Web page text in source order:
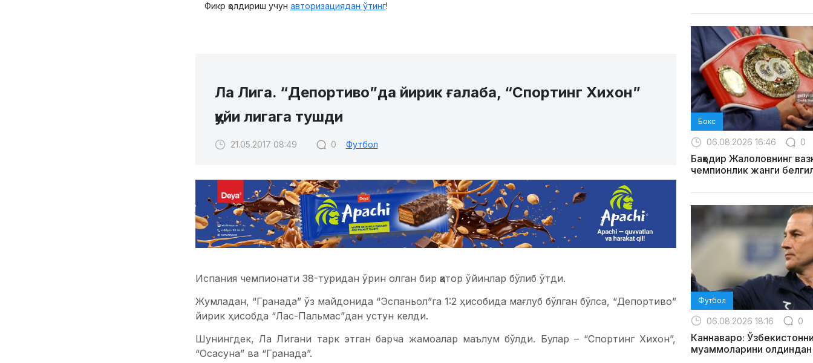
Фикр қолдириш учун авторизациядан ўтинг!
Ла Лига. “Депортиво”да йирик ғалаба, “Спортинг Хихон”
қуйи лигага тушди
21.05.2017 08:49 0 Футбол
Испания чемпионати 38-туридан ўрин олган бир қатор ўйинлар бўлиб ўтди.
Жумладан, “Гранада” ўз майдонида “Эспаньол”га 1:2 ҳисобида мағлуб бўлган бўлса, “Депортиво”
йирик ҳисобда “Лас-Пальмас”дан устун келди.
Шунингдек, Ла Лигани тарк этган барча жамоалар маълум бўлди. Булар – “Спортинг Хихон”,
“Осасуна” ва “Гранада”.
Бокс
06.08.2026 16:46 0
Баҳодир Жалоловнинг
чемпионлик жанги
Футбол
06.08.2026 18:16 0
Каннаваро:
муаммоларини олдиндан